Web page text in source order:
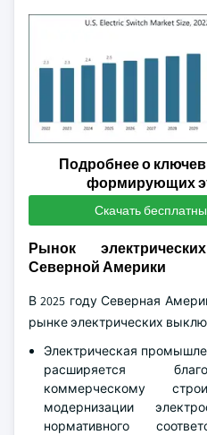
Подробнее о
формирующих
Скачать
Рынок
Северной Америки
В 2025 году Северная
рынке электрических
Электрическая
расширяется
коммерческому
модернизации
нормативного